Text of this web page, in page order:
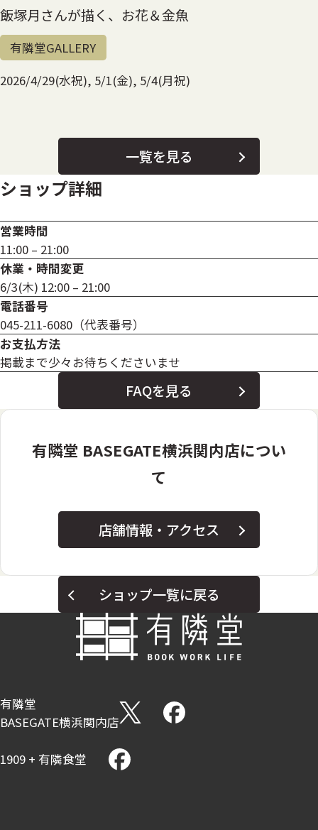
飯塚月さんが描く、お花＆金魚
有隣堂GALLERY
2026/4/29(水祝), 5/1(金), 5/4(月祝)
一覧を見る
ショップ詳細
営業時間
11:00 – 21:00
休業・時間変更
6/3(木) 12:00 – 21:00
電話番号
045-211-6080（代表番号）
お支払方法
掲載まで少々お待ちくださいませ
FAQを見る
有隣堂 BASEGATE横浜関内店につい
て
店舗情報・アクセス
ショップ一覧に戻る
有隣堂
BASEGATE横浜関内店
1909 + 有隣食堂